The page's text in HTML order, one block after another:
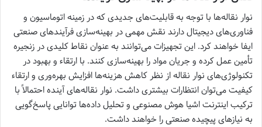
نوار نقاله‌ها با توجه به قابلیت‌های جدیدی که در زمینه اتوماسیون و
فناوری‌های دیجیتال دارند نقش مهمی در بهینه‌سازی فرآیندهای صنعتی
ایفا خواهند کرد. این تجهیزات می‌توانند به عنوان نقاط کلیدی در زنجیره
تأمین عمل کرده و جریان مواد را بهینه‌سازی کنند. با ارتقاء و بهبود در
تکنولوژی‌های نوار نقاله از نظر کاهش هزینه‌ها افزایش بهره‌وری و ارتقاء
کیفیت می‌توان انتظارات بیشتری داشت. نوار نقاله‌های آینده احتمالاً با
ترکیب اینترنت اشیا هوش مصنوعی و تحلیل داده‌ها توانایی پاسخ‌گویی
به نیازهای پیچیده صنعتی را خواهند داشت.